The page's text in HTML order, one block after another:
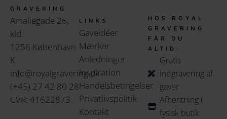
GRAVERING
Amaliegade 26,
kld.
1256 København
K
info@royalgravering.dk
(+45) 27 42 80 28
CVR: 41622873
LINKS
Gaveidéer
Mærker
Anledninger
Inspiration
Handelsbetingelser
Privatlivspolitik
Kontakt
HOS ROYAL
GRAVERING
FÅR DU
ALTID:
Gratis
indgravering af
gaver
Afhentning i
fysisk butik